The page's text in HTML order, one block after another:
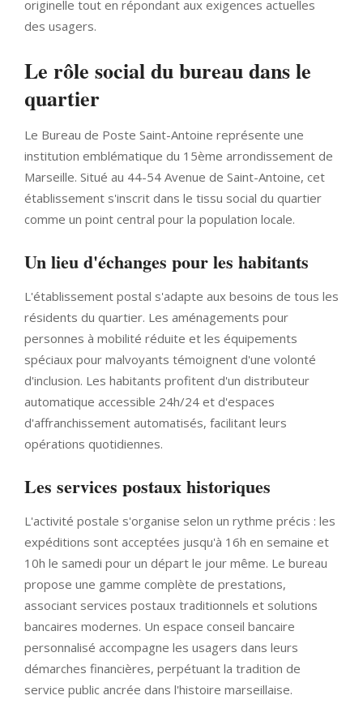
originelle tout en répondant aux exigences actuelles
des usagers.
Le rôle social du bureau dans le
quartier
Le Bureau de Poste Saint-Antoine représente une
institution emblématique du 15ème arrondissement de
Marseille. Situé au 44-54 Avenue de Saint-Antoine, cet
établissement s'inscrit dans le tissu social du quartier
comme un point central pour la population locale.
Un lieu d'échanges pour les habitants
L'établissement postal s'adapte aux besoins de tous les
résidents du quartier. Les aménagements pour
personnes à mobilité réduite et les équipements
spéciaux pour malvoyants témoignent d'une volonté
d'inclusion. Les habitants profitent d'un distributeur
automatique accessible 24h/24 et d'espaces
d'affranchissement automatisés, facilitant leurs
opérations quotidiennes.
Les services postaux historiques
L'activité postale s'organise selon un rythme précis : les
expéditions sont acceptées jusqu'à 16h en semaine et
10h le samedi pour un départ le jour même. Le bureau
propose une gamme complète de prestations,
associant services postaux traditionnels et solutions
bancaires modernes. Un espace conseil bancaire
personnalisé accompagne les usagers dans leurs
démarches financières, perpétuant la tradition de
service public ancrée dans l'histoire marseillaise.